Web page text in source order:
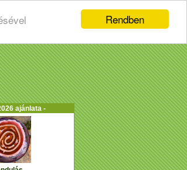
Rendben
ajánlata -